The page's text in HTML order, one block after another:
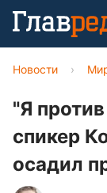
Новости ›
"Я
спикер
осадил